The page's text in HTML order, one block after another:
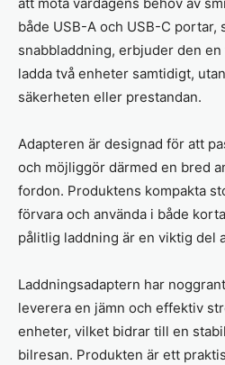
att möta vardagens behov av
både USB-A och USB-C portar,
snabbladdning, erbjuder den
ladda två enheter samtidigt,
säkerheten eller prestandan.
Adapteren är designad för att
och möjliggör därmed en bred
fordon. Produktens kompakta
förvara och använda i både
pålitlig laddning är en viktig del
Laddningsadaptern har
leverera en jämn och effektiv
enheter, vilket bidrar till en
bilresan. Produkten är ett